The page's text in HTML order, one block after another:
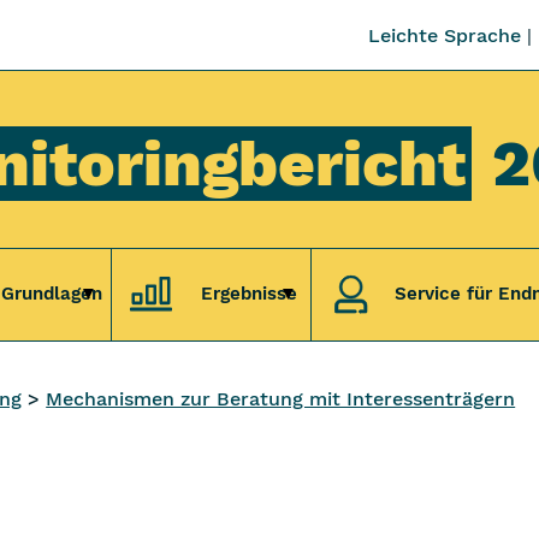
Leichte Sprache
Untermenü Eckdaten & Grundlagen
ErgebnisseUntermenü Ergebnisse
Service für
Mechanismen zur Beratung mit Interessenträgern